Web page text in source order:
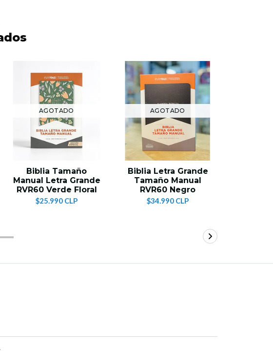
AGOTADO
Biblia Tamaño
Manual Letra Grande
RVR60 Verde Floral
$25.990 CLP
AGOTADO
Biblia Letra Grande
Tamaño Manual
RVR60 Negro
$34.990 CLP